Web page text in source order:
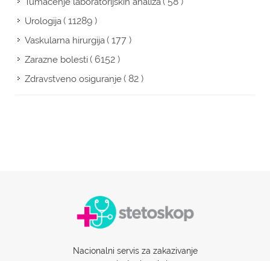
Urologija( 11289 )
Vaskularna hirurgija( 177 )
Zarazne bolesti( 6152 )
Zdravstveno osiguranje( 82 )
Nacionalni servis za zakazivanje